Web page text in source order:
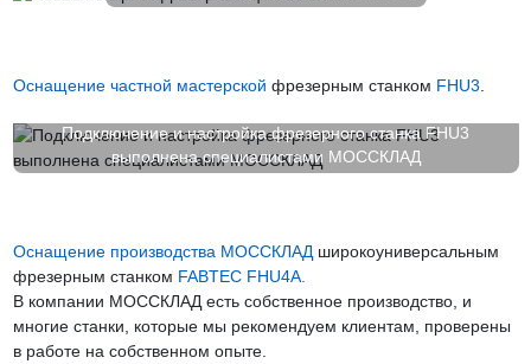
Оснащение частной мастерской фрезерным станком FHU3.
Подключение и настройка фрезерного станка FHU3
выполнена специалистами МОССКЛАД
Оснащение производства МОССКЛАДширокоуниверсальным
фрезерным станком FABTEC FHU4A.
В компании МОССКЛАД есть собственное производство, и
многие станки, которые мы рекомендуем клиентам, проверены
в работе на собственном опыте.